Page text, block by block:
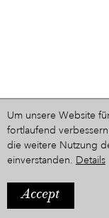
Ein Projekt aus dem
Um unsere Website
fortlaufend
die weitere Nutzung
einverstanden. Details
Accept